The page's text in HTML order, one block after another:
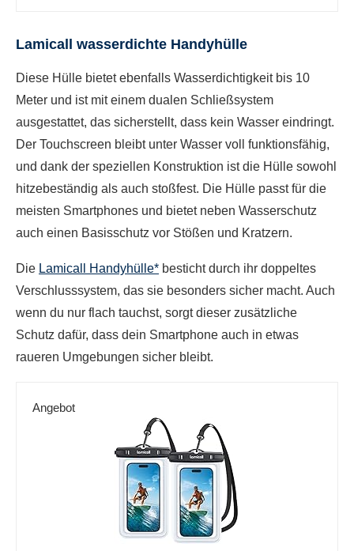
Lamicall wasserdichte Handyhülle
Diese Hülle bietet ebenfalls Wasserdichtigkeit bis 10
Meter und ist mit einem dualen Schließsystem
ausgestattet, das sicherstellt, dass kein Wasser eindringt.
Der Touchscreen bleibt unter Wasser voll funktionsfähig,
und dank der speziellen Konstruktion ist die Hülle sowohl
hitzebeständig als auch stoßfest. Die Hülle passt für die
meisten Smartphones und bietet neben Wasserschutz
auch einen Basisschutz vor Stößen und Kratzern.
Die Lamicall Handyhülle* besticht durch ihr doppeltes
Verschlusssystem, das sie besonders sicher macht. Auch
wenn du nur flach tauchst, sorgt dieser zusätzliche
Schutz dafür, dass dein Smartphone auch in etwas
raueren Umgebungen sicher bleibt.
Angebot